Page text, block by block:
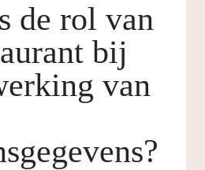
de rol van
bij
van